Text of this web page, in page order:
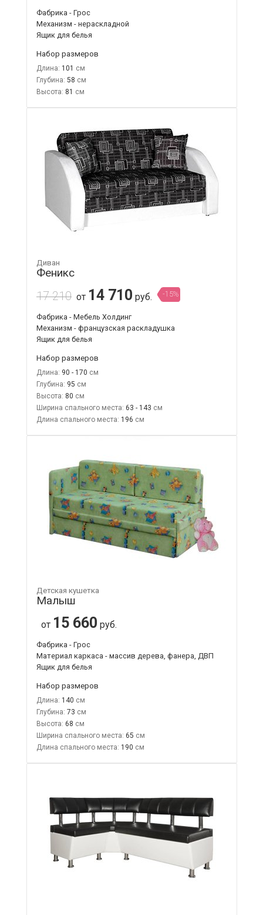
Фабрика - Грос
Механизм - нераскладной
Ящик для белья
Набор размеров
Длина: 101
Глубина: 58
Высота: 81
Диван
Феникс
17 210 от 14 710 руб. -15%
Фабрика - Мебель Холдинг
Механизм - французская раскладушка
Ящик для белья
Набор размеров
Длина: 90 - 170
Глубина: 95
Высота: 80
Ширина спального места: 63 - 143
Длина спального места: 196
Детская кушетка
Малыш
от 15 660 руб.
Фабрика - Грос
Материал каркаса - массив дерева, фанера, ДВП
Ящик для белья
Набор размеров
Длина: 140
Глубина: 73
Высота: 68
Ширина спального места: 65
Длина спального места: 190